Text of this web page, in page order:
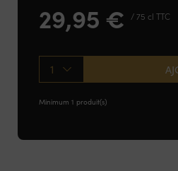
29,95 € / 75 cl TTC
1
Minimum 1 produit(s)